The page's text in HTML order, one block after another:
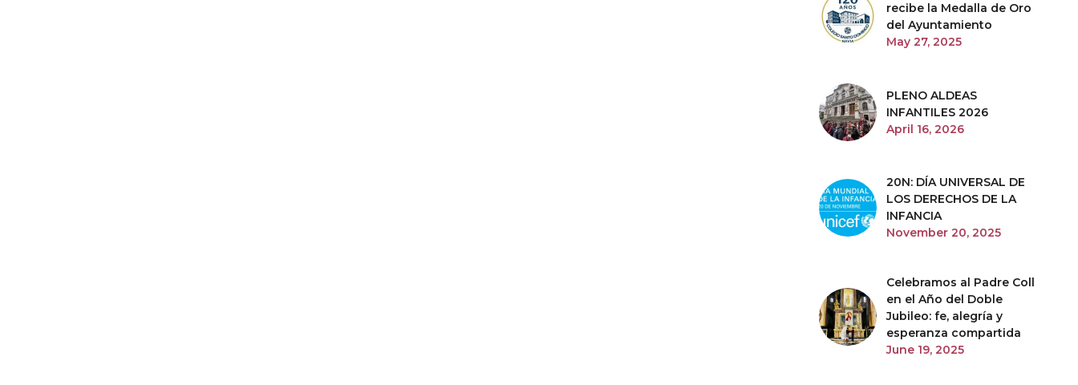
recibe la Medalla de Oro
del Ayuntamiento
May 27, 2025
PLENO ALDEAS
INFANTILES 2026
April 16, 2026
20N: DÍA UNIVERSAL DE
LOS DERECHOS DE LA
INFANCIA
November 20, 2025
Celebramos al Padre Coll
en el Año del Doble
Jubileo: fe, alegría y
esperanza compartida
June 19, 2025